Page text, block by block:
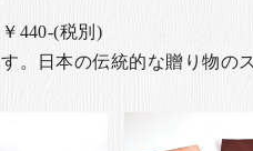
440-(税別)
。日本の伝統的な贈り物の